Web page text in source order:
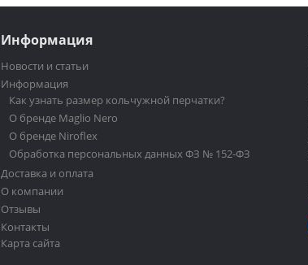
Информация
Новости и статьи
Информация
Как узнать размер кольчужной перчатки?
О бренде Maglio Nero
О бренде Niroflex
Обработка персональных данных ФЗ № 152-ФЗ
Доставка и оплата
О компании
Отзывы
Контакты
Карта сайта